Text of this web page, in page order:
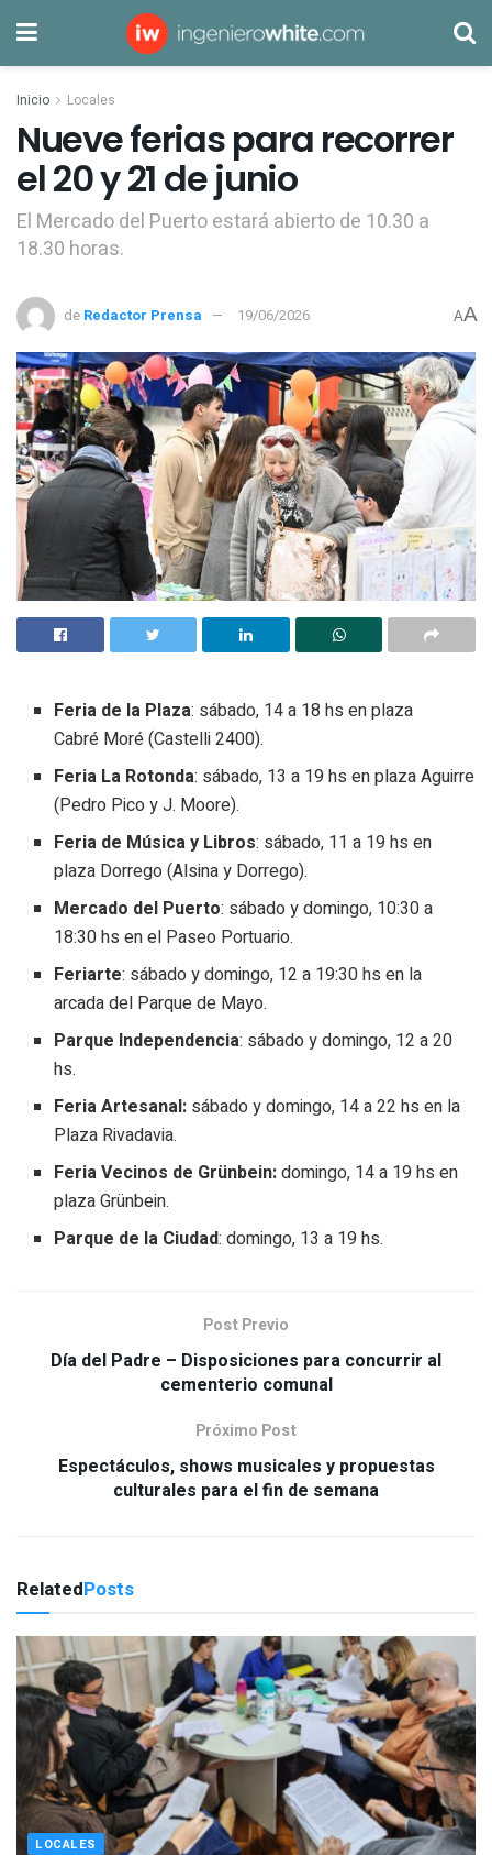
Inicio Locales
Nueve ferias para recorrer
el 20 y 21 de junio
El Mercado del Puerto estará abierto de 10.30 a
18.30 horas.
de Redactor Prensa 19/06/2026 AA
Feria de la Plaza: sábado, 14 a 18 hs en plaza
Cabré Moré (Castelli 2400).
Feria La Rotonda: sábado, 13 a 19 hs en plaza Aguirre
(Pedro Pico y J. Moore).
Feria de Música y Libros: sábado, 11 a 19 hs en
plaza Dorrego (Alsina y Dorrego).
Mercado del Puerto: sábado y domingo, 10:30 a
18:30 hs en el Paseo Portuario.
Feriarte: sábado y domingo, 12 a 19:30 hs en la
arcada del Parque de Mayo.
Parque Independencia: sábado y domingo, 12 a 20
hs.
Feria Artesanal: sábado y domingo, 14 a 22 hs en la
Plaza Rivadavia.
Feria Vecinos de Grünbein:domingo, 14 a 19 hs en
plaza Grünbein.
Parque de la Ciudad: domingo, 13 a 19 hs.
Post Previo
Día del Padre – Disposiciones para concurrir al
cementerio comunal
Próximo Post
Espectáculos, shows musicales y propuestas
culturales para el fin de semana
RelatedPosts
LOCALES